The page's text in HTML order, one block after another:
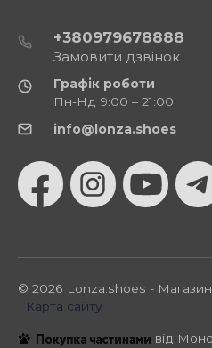
+380979678888
Замовити дзвінок
Графік роботи
Пн-Нд 9:00 – 21:00
info@lonza.shoes
© 2026 Lonza.shoes - Магазин
| Карта сайту
від